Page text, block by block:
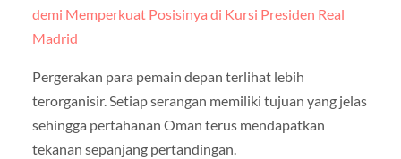
demi Memperkuat Posisinya di Kursi Presiden Real
Madrid
Pergerakan para pemain depan terlihat lebih
terorganisir. Setiap serangan memiliki tujuan yang jelas
sehingga pertahanan Oman terus mendapatkan
tekanan sepanjang pertandingan.